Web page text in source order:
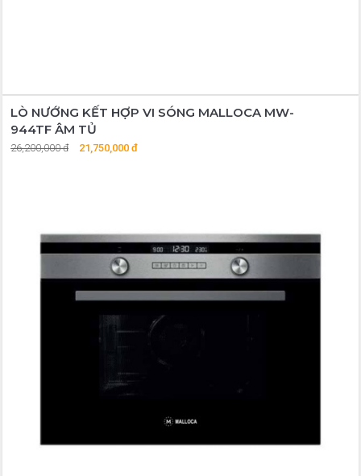
LÒ NƯỚNG KẾT HỢP VI SÓNG MALLOCA MW-
944TF ÂM TỦ
26,200,000 đ 21,750,000 đ